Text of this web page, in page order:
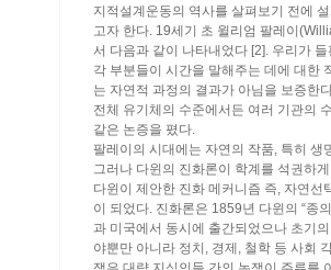
지적설계운동의 역사를 살펴보기 전에
고자 한다. 19세기 초 윌리엄 팔레이
서 다음과 같이 나타내었다 [2]. 우리가
각 부분들이 시간을 말해주는 데에 대한
는 자연적 과정의 결과가 아님을 보증한
전체 유기체의 수준에서든 여러 기관의
같은 논증을 폈다.
팔레이의 시대에는 자연의 작품, 특히
그러나 다윈의 진화론이 학계를 석권하
다윈이 제안한 진화 메커니즘 즉, 자연
이 되었다. 진화론은 1859년 다윈의 “종
과 미국에서 동시에 출간되었으나 초기
야뿐만 아니라 정치, 경제, 철학 등 사회